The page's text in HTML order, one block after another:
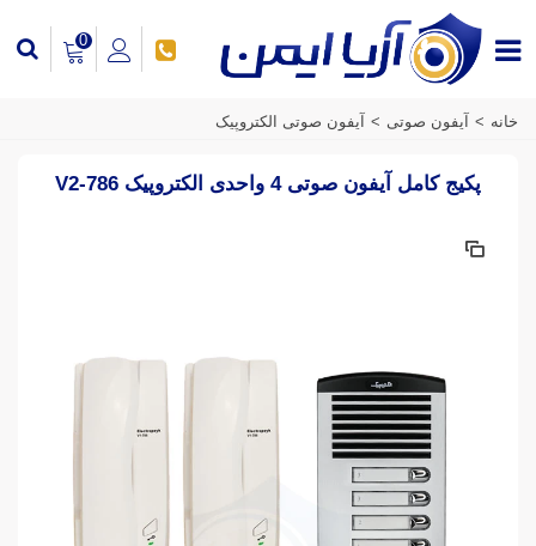
0
خانه > آیفون صوتی > آیفون صوتی الکتروپیک
پکیج کامل آیفون صوتی 4 واحدی الکتروپیک V2-786